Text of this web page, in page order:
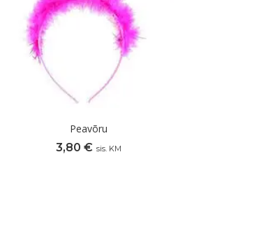
Peavõru
3,80 € sis. KM